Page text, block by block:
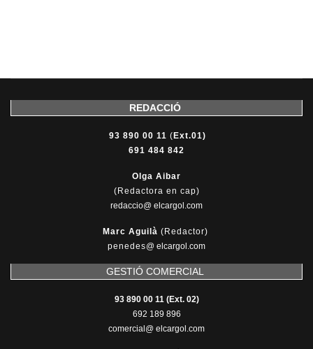
REDACCIÓ
93 890 00 11 ( Ext.01)
691 484 842
Olga Aibar
(Redactora en cap)
redaccio@ elcargol.com
Marc Aguilà (Redactor)
penedes@ elcargol.com
GESTIÓ COMERCIAL
93 890 00 11 (Ext. 02)
692 189 896
comercial@ elcargol.com